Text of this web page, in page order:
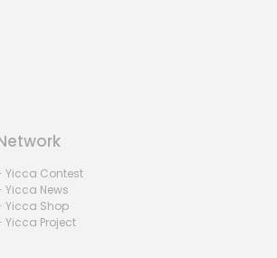
Yicca Contest
Yicca News
Yicca Shop
Yicca Project